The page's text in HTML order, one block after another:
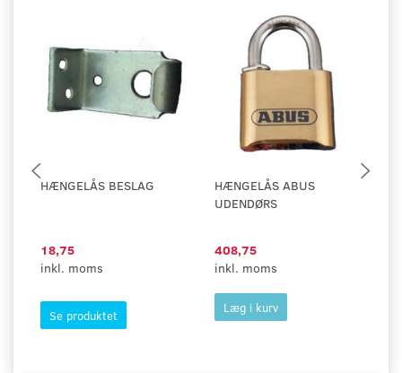
HÆNGELÅS BESLAG
18,75
inkl. moms
Se produktet
HÆNGELÅS ABUS
UDENDØRS
408,75
inkl. moms
Læg i kurv